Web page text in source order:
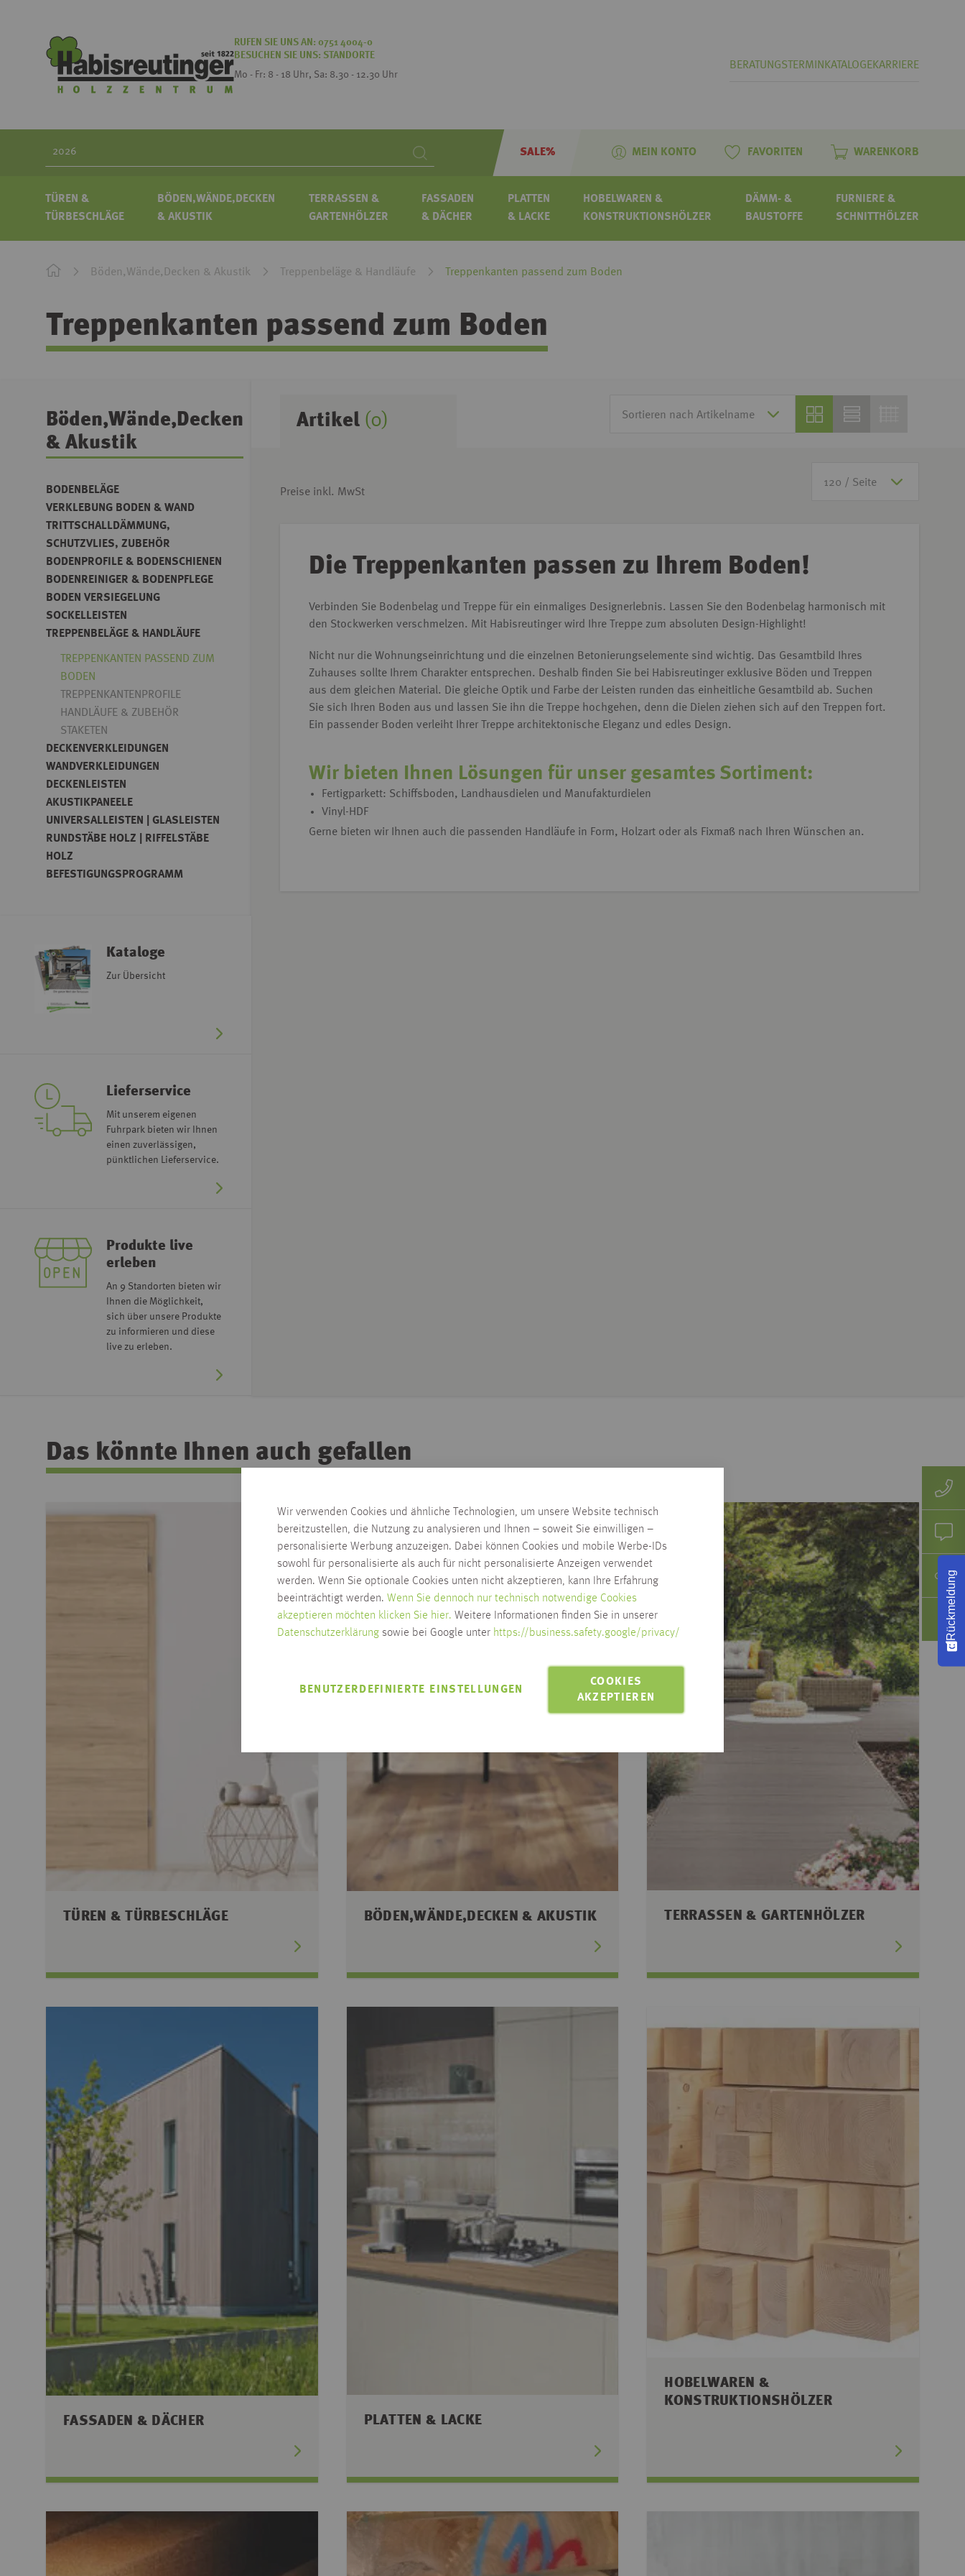
Wir verwenden Cookies und ähnliche Technologien, um unsere Website technisch
bereitzustellen, die Nutzung zu analysieren und Ihnen – soweit Sie einwilligen –
personalisierte Werbung anzuzeigen. Dabei können Cookies und mobile Werbe-IDs
sowohl für personalisierte als auch für nicht personalisierte Anzeigen verwendet
werden. Wenn Sie optionale Cookies unten nicht akzeptieren, kann Ihre Erfahrung
beeinträchtigt werden. Wenn Sie dennoch nur technisch notwendige Cookies
akzeptieren möchten klicken Sie hier. Weitere Informationen finden Sie in unserer
Datenschutzerklärung sowie bei Google unter https://business.safety.google/privacy/
COOKIES
AKZEPTIEREN
BENUTZERDEFINIERTE EINSTELLUNGEN
RUFEN SIE UNS AN: 0751 4004-0
BESUCHEN SIE UNS: STANDORTE
Mo - Fr: 8 - 18 Uhr, Sa: 8.30 - 12.30 Uhr
BERATUNGSTERMIN KATALOGEKARRIERE
Search
SALE% MEIN KONTO FAVORITEN WARENKORB
TÜREN &
TÜRBESCHLÄGE
BÖDEN,WÄNDE,DECKEN
& AKUSTIK
TERRASSEN &
GARTENHÖLZER
FASSADEN
& DÄCHER
PLATTEN
& LACKE
HOBELWAREN &
KONSTRUKTIONSHÖLZER
DÄMM- &
BAUSTOFFE
FURNIERE &
SCHNITTHÖLZER
Böden,Wände,Decken & Akustik Treppenbeläge & Handläufe Treppenkanten passend zum Boden
Treppenkanten passend zum Boden
Artikel (0)
Preise inkl. MwSt
Die Treppenkanten passen zu Ihrem Boden!
Verbinden Sie Bodenbelag und Treppe für ein einmaliges Designerlebnis. Lassen Sie den Bodenbelag harmonisch mit
den Stockwerken verschmelzen. Mit Habisreutinger wird Ihre Treppe zum absoluten Design-Highlight!
Nicht nur die Wohnungseinrichtung und die einzelnen Betonierungselemente sind wichtig. Das Gesamtbild Ihres
Zuhauses sollte Ihrem Charakter entsprechen. Deshalb finden Sie bei Habisreutinger exklusive Böden und Treppen
aus dem gleichen Material. Die gleiche Optik und Farbe der Leisten runden das einheitliche Gesamtbild ab. Suchen
Sie sich Ihren Boden aus und lassen Sie ihn die Treppe hochgehen, denn die Dielen ziehen sich auf den Treppen fort.
Ein passender Boden verleiht Ihrer Treppe architektonische Eleganz und edles Design.
Wir bieten Ihnen Lösungen für unser gesamtes Sortiment:
Fertigparkett: Schiffsboden, Landhausdielen und Manufakturdielen
Vinyl-HDF
Gerne bieten wir Ihnen auch die passenden Handläufe in Form, Holzart oder als Fixmaß nach Ihren Wünschen an.
Böden,Wände,Decken
& Akustik
BODENBELÄGE
VERKLEBUNG BODEN & WAND
TRITTSCHALLDÄMMUNG,
SCHUTZVLIES, ZUBEHÖR
BODENPROFILE & BODENSCHIENEN
BODENREINIGER & BODENPFLEGE
BODEN VERSIEGELUNG
SOCKELLEISTEN
TREPPENBELÄGE & HANDLÄUFE
TREPPENKANTEN PASSEND ZUM
BODEN
TREPPENKANTENPROFILE
HANDLÄUFE & ZUBEHÖR
STAKETEN
DECKENVERKLEIDUNGEN
WANDVERKLEIDUNGEN
DECKENLEISTEN
AKUSTIKPANEELE
UNIVERSALLEISTEN | GLASLEISTEN
RUNDSTÄBE HOLZ | RIFFELSTÄBE
HOLZ
BEFESTIGUNGSPROGRAMM
Kataloge
Zur Übersicht
Lieferservice
Mit unserem eigenen
Fuhrpark bieten wir Ihnen
einen zuverlässigen,
pünktlichen Lieferservice.
Produkte live
erleben
An 9 Standorten bieten wir
Ihnen die Möglichkeit,
sich über unsere Produkte
zu informieren und diese
live zu erleben.
Das könnte Ihnen auch gefallen
TÜREN & TÜRBESCHLÄGE BÖDEN,WÄNDE,DECKEN & AKUSTIK TERRASSEN & GARTENHÖLZER
FASSADEN & DÄCHER PLATTEN & LACKE
HOBELWAREN &
KONSTRUKTIONSHÖLZER
Rückmeldung